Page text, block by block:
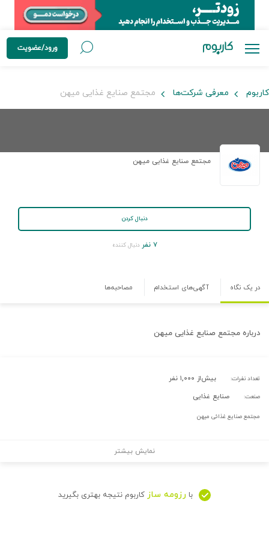
ورود/عضویت
کاربوم معرفی شرکت‌ها مجتمع صنایع غذایی میهن
مجتمع صنایع غذایی میهن
دنبال کردن
۷ نفر دنبال کننده
در یک نگاه آگهی‌های استخدام مصاحبه‌ها
درباره مجتمع صنایع غذایی میهن
تعداد نفرات: بیش‌از ۱,۰۰۰ نفر
صنعت: صنایع غذایی
مجتمع صنایع غذائی میهن
نمایش بیشتر
با رزومه ساز کاربوم نتیجه بهتری بگیرید